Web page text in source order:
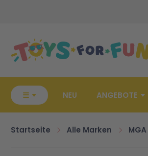
☰ NEU ANGEBOTE
Startseite Alle Marken MGA